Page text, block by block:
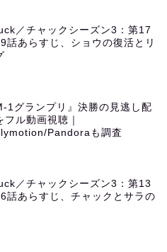
／チャックシーズン3：第17
話あらすじ、ショウの復活とリ
1グランプリ』決勝の見逃し配
フル動画視聴｜
Pandoraも調査
／チャックシーズン3：第13
話あらすじ、チャックとサラの